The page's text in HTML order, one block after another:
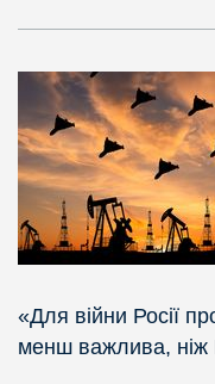
«Для війни Росії
менш важлива, ніж